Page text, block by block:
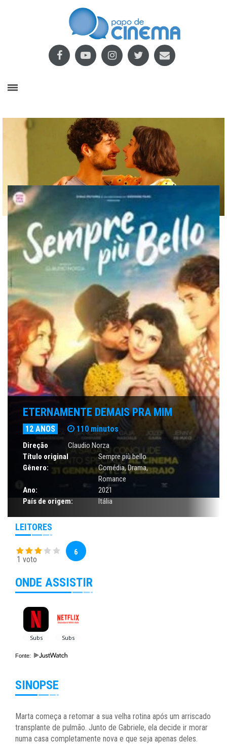
ETERNAMENTE DEMAIS PRA MIM
12 ANOS 110 minutos
Direção
Claudio Norza
Título original
Sempre più bello
Gênero:
Comédia,Drama,
Romance
Ano:
2021
País de origem:
Itália
LEITORES
1 voto
6
ONDE ASSISTIR
Fonte:
SINOPSE
Marta começa a retomar a sua velha rotina após um arriscado
transplante de pulmão. Junto de Gabriele, ela decide ir morar
numa casa completamente nova e que seja apenas deles.